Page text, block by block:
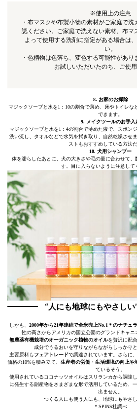
※使用上の注意
・布マスクや布製小物の素材がご家庭で
認ください。ご家庭で洗えない素材、布マ
よって使用する洗剤に指定がある場合は
い。
・色柄物は色落ち、変色する可能性があ
お試しいただいたのち、ご使用
8. お家のお掃除
マジックソープと水を1：10の割合で薄め、床やトイレな
できます。
9. メイクツールのお手入
マジックソープと水を1：4の割合で薄めた液で、スポン
洗い流し、タオルなどで水気を拭き取り、自然乾燥させ
ストもおすすめしている方法だ
10. 犬用シャンプー
体を濡らしたあとに、犬の大きさや毛の量に合わせて、
す。目に入らないように注意して
“人にも地球にもやさしい
しかも、 2000年から21年連続で全米売上No.1＊のナチュ
性の高さからアメリカの国立公園のグランドキャニ
無農薬有機栽培のオーガニック植物のオイルを贅沢に配
成分でうるおいを守りながらながらしっかり
主要原料もフェアトレードで調達されています。さらに
価格の10%を積み立て、 生産者の労働・生活環境の向上や
ているそう。
使用されているココナッツオイルはスリランカから調達
に発生する副産物をさまざまな形で活用しているため、
出ません。
つくる人にも使う人にも、地球にもやさ
＊SPINS社調べ